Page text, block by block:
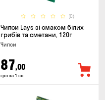
(0)
Чипси Lays зі смаком білих
грибів та сметани, 120г
Чипси
87,00
грн за 1 шт